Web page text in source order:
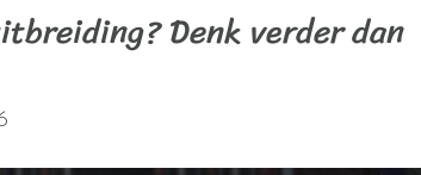
Denk verder dan